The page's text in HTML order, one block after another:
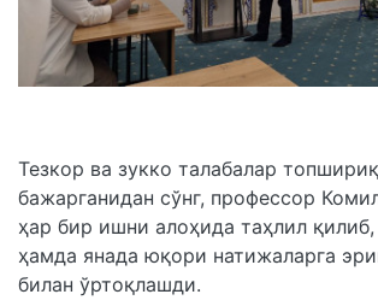
Тезкор ва зукко талабалар
бажарганидан сўнг, профессор
ҳар бир ишни алоҳида таҳлил
ҳамда янада юқори натижаларга
билан ўртоқлашди.